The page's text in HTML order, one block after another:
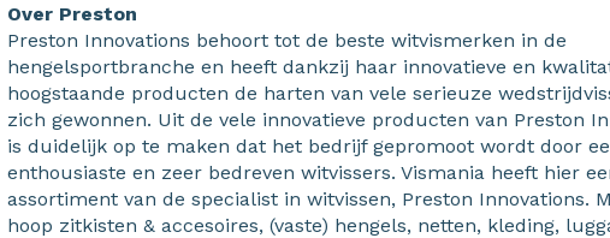
Over Preston
Preston Innovations behoort tot de beste witvismerken in de
hengelsportbranche en heeft dankzij haar innovatieve en
hoogstaande producten de harten van vele serieuze
zich gewonnen. Uit de vele innovatieve producten van Preston
is duidelijk op te maken dat het bedrijf gepromoot wordt door
enthousiaste en zeer bedreven witvissers. Vismania heeft hier
assortiment van de specialist in witvissen, Preston Innovations.
hoop zitkisten & accesoires, (vaste) hengels, netten, kleding,